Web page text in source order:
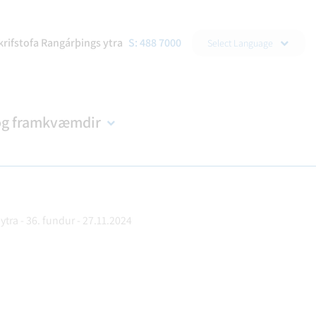
framkvæmdir
Rangárþings ytra S: 488 7000 Select Language
- 36. fundur - 27.11.2024